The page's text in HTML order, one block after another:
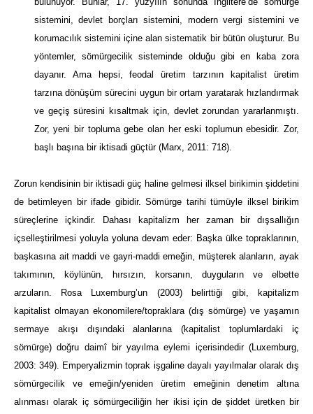
sistemini, devlet borçları sistemini, modern vergi sistemini ve
korumacılık sistemini içine alan sistematik bir bütün oluşturur. Bu
yöntemler, sömürgecilik sisteminde olduğu gibi en kaba zora
dayanır. Ama hepsi, feodal üretim tarzının kapitalist üretim
tarzına dönüşüm sürecini uygun bir ortam yaratarak hızlandırmak
ve geçiş süresini kısaltmak için, devlet zorundan yararlanmıştı.
Zor, yeni bir topluma gebe olan her eski toplumun ebesidir. Zor,
başlı başına bir iktisadi güçtür (Marx, 2011: 718).
Zorun kendisinin bir iktisadi güç haline gelmesi ilksel birikimin şiddetini
de betimleyen bir ifade gibidir. Sömürge tarihi tümüyle ilksel birikim
süreçlerine içkindir. Dahası kapitalizm her zaman bir dışsallığın
içselleştirilmesi yoluyla yoluna devam eder: Başka ülke topraklarının,
başkasına ait maddi ve gayri-maddi emeğin, müşterek alanların, ayak
takımının, köylünün, hırsızın, korsanın, duyguların ve elbette
arzuların. Rosa Luxemburg’un (2003) belirttiği gibi, kapitalizm
kapitalist olmayan ekonomilere/topraklara (dış sömürge) ve yaşamın
sermaye akışı dışındaki alanlarına (kapitalist toplumlardaki iç
sömürge) doğru daimî bir yayılma eylemi içerisindedir (Luxemburg,
2003: 349). Emperyalizmin toprak işgaline dayalı yayılmalar olarak dış
sömürgecilik ve emeğin/yeniden üretim emeğinin denetim altına
alınması olarak iç sömürgeciliğin her ikisi için de şiddet üretken bir